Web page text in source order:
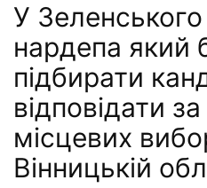
У
нардепа який
підбирати
відповідати
місцевих
Вінницькій